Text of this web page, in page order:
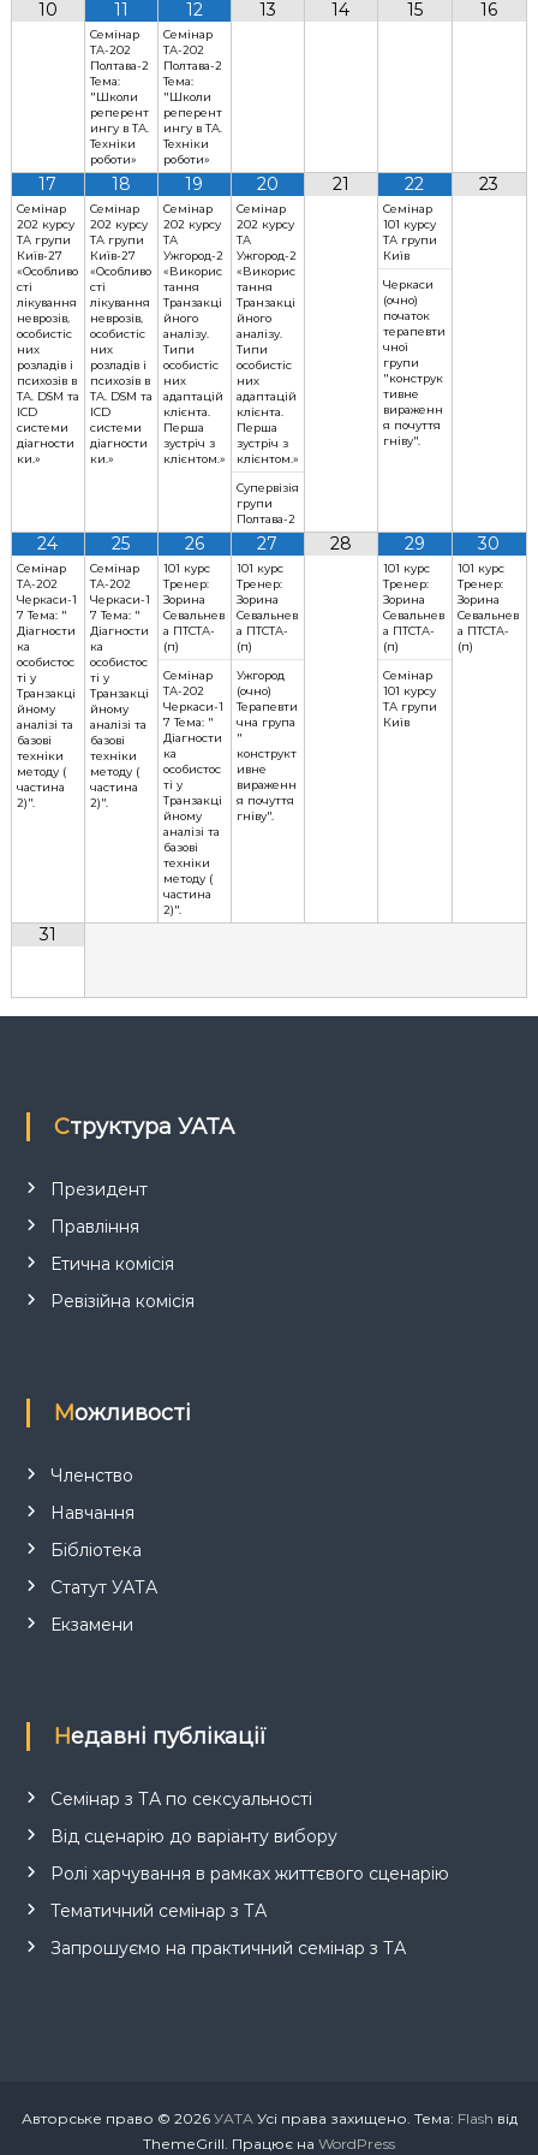
к
ц
і
й
н
о
г
о
а
н
л
і
з
у
10 11
Семінар
ТА-202
Полтава-2
Тема:
"Школи
реперент
ингу в ТА.
Техніки
роботи»
12
Семінар
ТА-202
Полтава-2
Тема:
"Школи
реперент
ингу в ТА.
Техніки
роботи»
13 14 15 16
17
Семінар
202 курсу
ТА групи
Київ-27
«Особливо
сті
лікування
неврозів,
особистіс
них
розладів і
психозів в
ТА. DSM та
ICD
системи
діагности
ки.»
18
Семінар
202 курсу
ТА групи
Київ-27
«Особливо
сті
лікування
неврозів,
особистіс
них
розладів і
психозів в
ТА. DSM та
ICD
системи
діагности
ки.»
19
Семінар
202 курсу
ТА
Ужгород-2
«Викорис
тання
Транзакці
йного
аналізу.
Типи
особистіс
них
адаптацій
клієнта.
Перша
зустріч з
клієнтом.»
20
Семінар
202 курсу
ТА
Ужгород-2
«Викорис
тання
Транзакці
йного
аналізу.
Типи
особистіс
них
адаптацій
клієнта.
Перша
зустріч з
клієнтом.»
Супервізія
групи
Полтава-2
21 22
Семінар
101 курсу
ТА групи
Київ
Черкаси
(очно)
початок
терапевти
чної
групи
"конструк
тивне
вираженн
я почуття
гніву".
23
24
Семінар
ТА-202
Черкаси-1
7 Тема: "
Діагности
ка
особистос
ті у
Транзакці
йному
аналізі та
базові
техніки
методу (
частина
2)".
25
Семінар
ТА-202
Черкаси-1
7 Тема: "
Діагности
ка
особистос
ті у
Транзакці
йному
аналізі та
базові
техніки
методу (
частина
2)".
26
101 курс
Тренер:
Зорина
Севальнев
а ПТСТА-
(п)
Семінар
ТА-202
Черкаси-1
7 Тема: "
Діагности
ка
особистос
ті у
Транзакці
йному
аналізі та
базові
техніки
методу (
частина
2)".
27
101 курс
Тренер:
Зорина
Севальнев
а ПТСТА-
(п)
Ужгород
(очно)
Терапевти
чна група
"
конструкт
ивне
вираженн
я почуття
гніву".
28 29
101 курс
Тренер:
Зорина
Севальнев
а ПТСТА-
(п)
Семінар
101 курсу
ТА групи
Київ
30
101 курс
Тренер:
Зорина
Севальнев
а ПТСТА-
(п)
31
Структура УАТА
Президент
Правління
Етична комісія
Ревізійна комісія
Можливості
Членство
Навчання
Бібліотека
Статут УАТА
Екзамени
Недавні публікації
Семінар з ТА по сексуальності
Від сценарію до варіанту вибору
Ролі харчування в рамках життєвого сценарію
Тематичний семінар з ТА
Запрошуємо на практичний семінар з ТА
Авторське право © 2026 УАТАУсі права захищено. Тема: Flash від
ThemeGrill. Працює на WordPress